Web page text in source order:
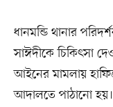
ধানমন্ডি থানার
সাঈদীকে চিকিৎসা
আইনের মামলায়
আদালতে পাঠানো